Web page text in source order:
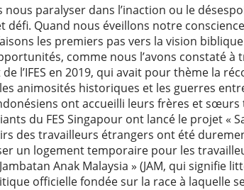
paralyser dans l’inaction ou le
défi. Quand nous éveillons notre
les premiers pas vers la vision
comme nous l’avons constaté à
l’IFES en 2019, qui avait pour thème la
animosités historiques et les guerres
ont accueilli leurs frères et
du FES Singapour ont lancé le projet «
des travailleurs étrangers ont été
un logement temporaire pour les
Anak Malaysia » (JAM, qui signifie
officielle fondée sur la race à laquelle